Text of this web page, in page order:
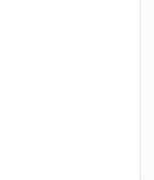
ださい